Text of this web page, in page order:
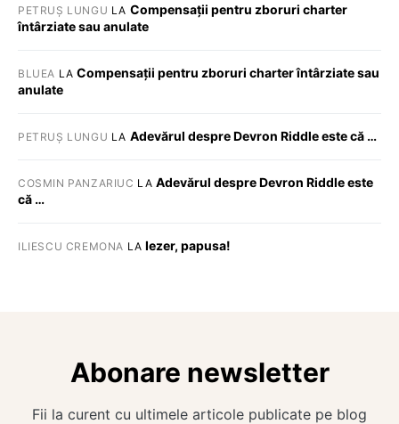
PETRUȘ LUNGU LA Compensații pentru zboruri charter
întârziate sau anulate
BLUEA LACompensații pentru zboruri charter întârziate sau
anulate
PETRUȘ LUNGU LA Adevărul despre Devron Riddle este că …
COSMIN PANZARIUC LA Adevărul despre Devron Riddle este
că …
ILIESCU CREMONA LA Iezer, papusa!
Abonare newsletter
Fii la curent cu ultimele articole publicate pe blog